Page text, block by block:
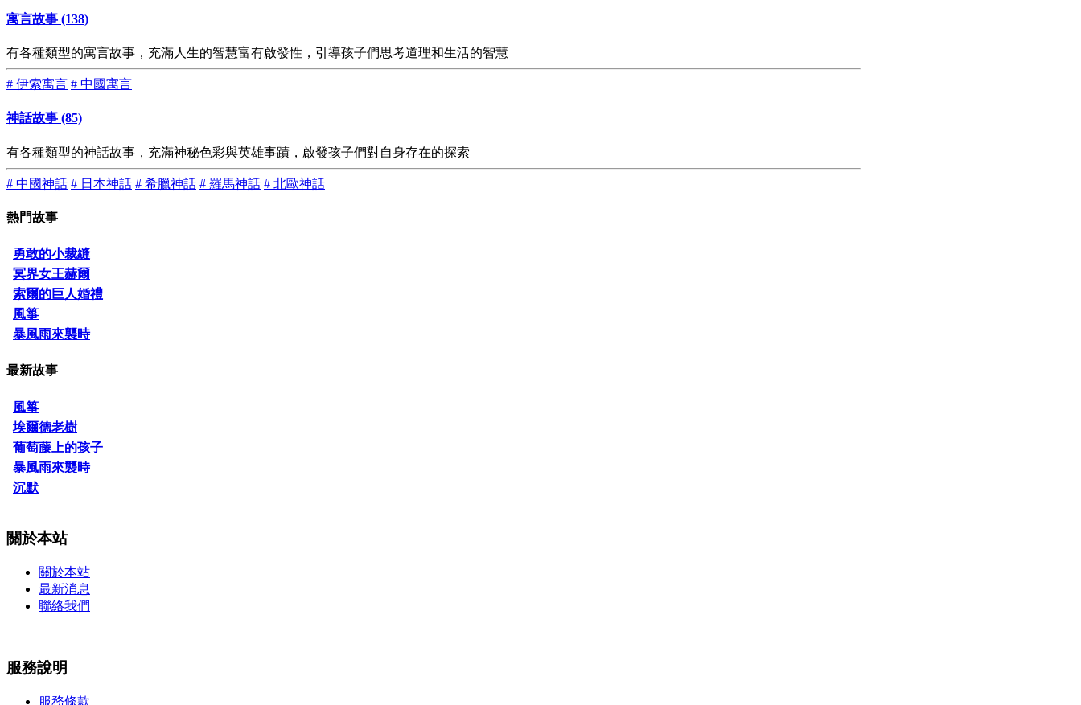
寓言故事 (138)
有各種類型的寓言故事，充滿人生的智慧富有啟發性，引導孩子們思考道理和生活的智慧
# 伊索寓言 # 中國寓言
神話故事 (85)
有各種類型的神話故事，充滿神秘色彩與英雄事蹟，啟發孩子們對自身存在的探索
# 中國神話 # 日本神話 # 希臘神話 # 羅馬神話 # 北歐神話
熱門故事
勇敢的小裁縫
冥界女王赫爾
索爾的巨人婚禮
風箏
暴風雨來襲時
最新故事
風箏
埃爾德老樹
葡萄藤上的孩子
暴風雨來襲時
沉默
關於本站
關於本站
最新消息
聯絡我們
服務說明
服務條款